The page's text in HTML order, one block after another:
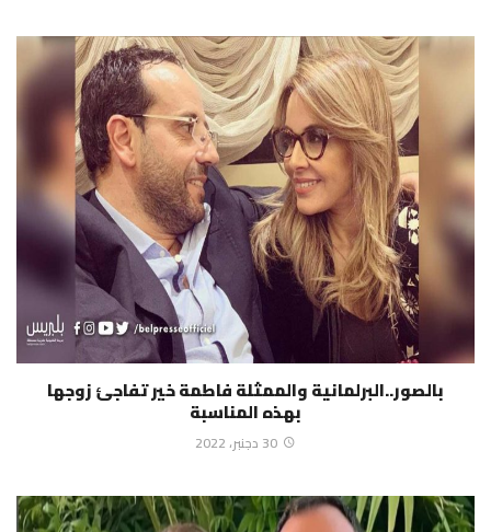
بالصور..البرلمانية والممثلة فاطمة خير تفاجئ زوجها
بهذه المناسبة
30 دجنبر، 2022